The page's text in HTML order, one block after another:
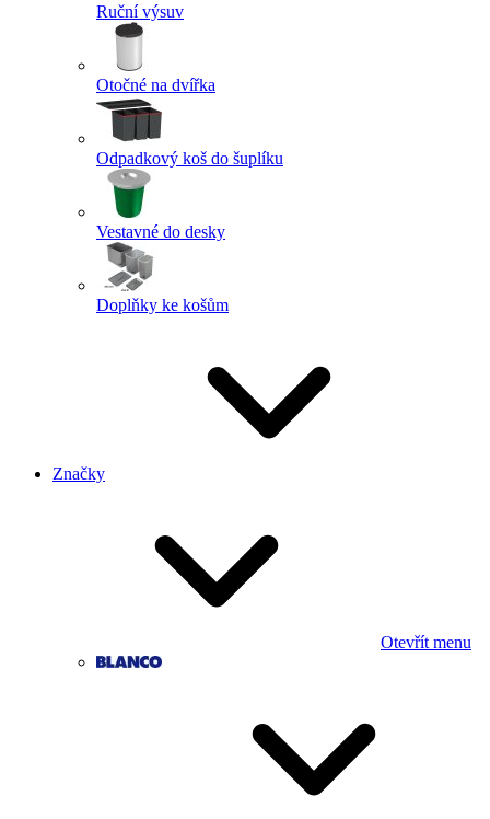
Ruční výsuv
Otočné na dvířka
Odpadkový koš do šuplíku
Vestavné do desky
Doplňky ke košům
Značky
Otevřít menu